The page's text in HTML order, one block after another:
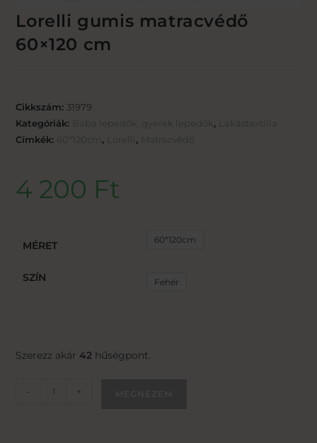
Lorelli gumis matracvédő
60×120 cm
Cikkszám: 31979
Kategóriák:
,
Címkék:
, ,
4 200 Ft
MÉRET 60*120cm
SZÍN Fehér
Szerezz akár 42 hűségpont.
- +